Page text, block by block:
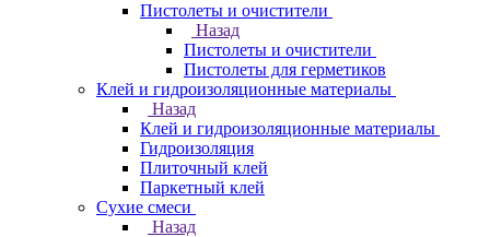
Пистолеты и очистители
Назад
Пистолеты и очистители
Пистолеты для герметиков
Клей и гидроизоляционные материалы
Назад
Клей и гидроизоляционные материалы
Гидроизоляция
Плиточный клей
Паркетный клей
Сухие смеси
Назад